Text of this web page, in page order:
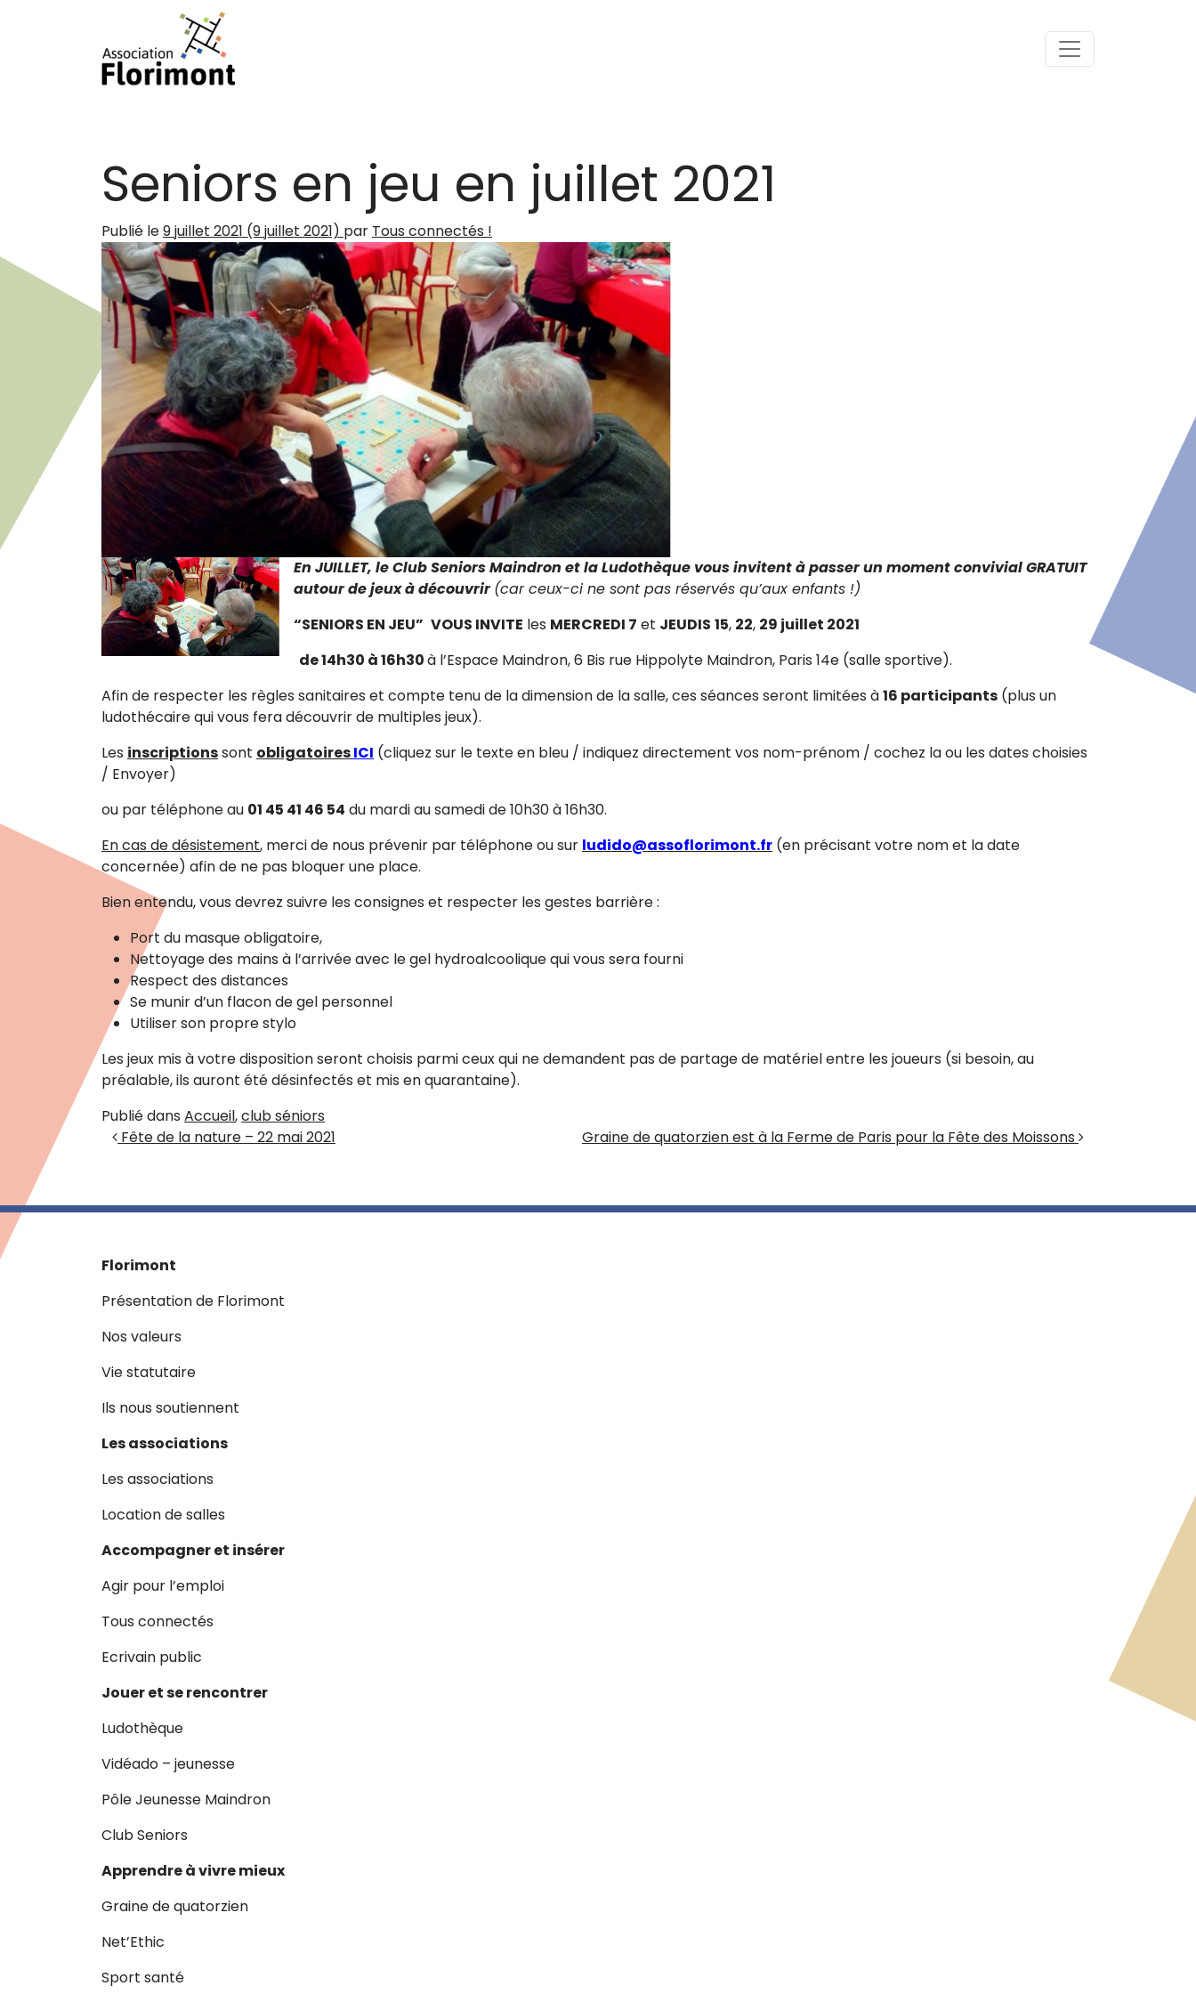
Navigation principale
Seniors en jeu en juillet 2021
Publié le9 juillet 2021 (9 juillet 2021) par Tous connectés !
En JUILLET, le Club Seniors Maindron et la Ludothèque vous invitent à passer un moment convivial GRATUIT
autour de jeux à découvrir(car ceux-ci ne sont pas réservés qu’aux enfants !)
“SENIORS EN JEU” VOUS INVITE les MERCREDI 7 et JEUDIS 15, 22, 29 juillet 2021
de 14h30 à 16h30à l’Espace Maindron, 6 Bis rue Hippolyte Maindron, Paris 14e (salle sportive).
Afin de respecter les règles sanitaires et compte tenu de la dimension de la salle, ces séances seront limitées à16 participants (plus un
ludothécaire qui vous fera découvrir de multiples jeux).
Les inscriptionssont obligatoiresICI (cliquez sur le texte en bleu / indiquez directement vos nom-prénom / cochez la ou les dates choisies
/ Envoyer)
ou par téléphone au 01 45 41 46 54 du mardi au samedi de 10h30 à 16h30.
En cas de désistement, merci de nous prévenir par téléphone ou sur ludido@assoflorimont.fr (en précisant votre nom et la date
concernée) afin de ne pas bloquer une place.
Bien entendu, vous devrez suivre les consignes et respecter les gestes barrière :
Port du masque obligatoire,
Nettoyage des mains à l’arrivée avec le gel hydroalcoolique qui vous sera fourni
Respect des distances
Se munir d’un flacon de gel personnel
Utiliser son propre stylo
Les jeux mis à votre disposition seront choisis parmi ceux qui ne demandent pas de partage de matériel entre les joueurs (si besoin, au
préalable, ils auront été désinfectés et mis en quarantaine).
Publié dans Accueil,club séniors
Navigation des articles
Fête de la nature – 22 mai 2021 Graine de quatorzien est à la Ferme de Paris pour la Fête des Moissons
Florimont
Présentation de Florimont
Nos valeurs
Vie statutaire
Ils nous soutiennent
Les associations
Les associations
Location de salles
Accompagner et insérer
Agir pour l’emploi
Tous connectés
Ecrivain public
Jouer et se rencontrer
Ludothèque
Vidéado – jeunesse
Pôle Jeunesse Maindron
Club Seniors
Apprendre à vivre mieux
Graine de quatorzien
Net’Ethic
Sport santé